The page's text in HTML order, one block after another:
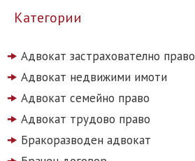
Категории
Адвокат застрахователно право
Адвокат недвижими имоти
Адвокат семейно право
Адвокат трудово право
Бракоразводен адвокат